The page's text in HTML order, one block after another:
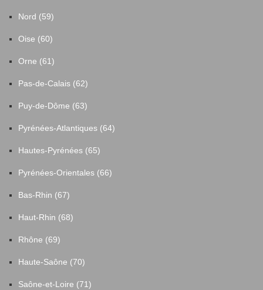
Nord (59)
Oise (60)
Orne (61)
Pas-de-Calais (62)
Puy-de-Dôme (63)
Pyrénées-Atlantiques (64)
Hautes-Pyrénées (65)
Pyrénées-Orientales (66)
Bas-Rhin (67)
Haut-Rhin (68)
Rhône (69)
Haute-Saône (70)
Saône-et-Loire (71)